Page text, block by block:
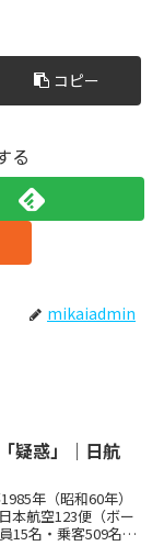
コピー
る
mikaiadmin
疑惑」｜日航
年（昭和60年）
本航空123便（ボー
15名・乗客509名、